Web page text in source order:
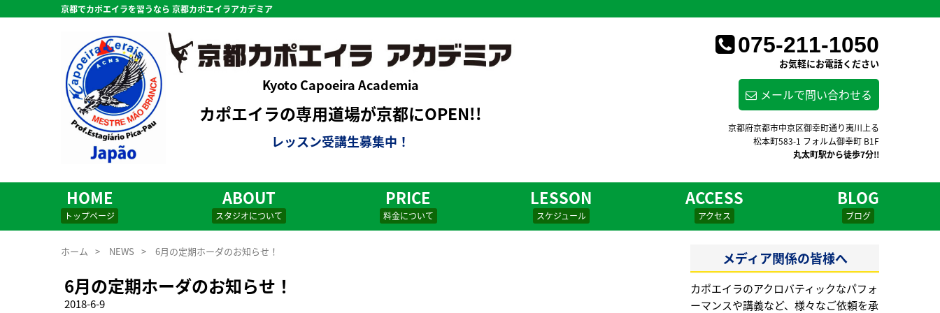
京都でカポエイラを習うなら 京都カポエイラアカデミア
Kyoto Capoeira Academia
カポエイラの専用道場が京都にOPEN!!
レッスン受講生募集中！
075-211-1050
お気軽にお電話ください
メールで問い合わせる
京都府京都市中京区御幸町通り夷川上る
松本町583-1 フォルム御幸町 B1F
丸太町駅から徒歩7分!!
HOME
トップページ
ABOUT
スタジオについて
PRICE
料金について
LESSON
スケジュール
ACCESS
アクセス
BLOG
ブログ
ホーム > NEWS > 6月の定期ホーダのお知らせ！
6月の定期ホーダのお知らせ！
2018-6-9
メディア関係の皆様へ
カポエイラのアクロバティックなパフォ
ーマンスや講義など、様々なご依頼を承